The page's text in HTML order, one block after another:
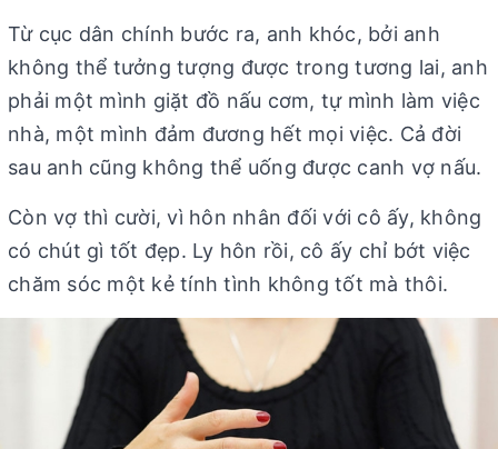
Từ cục dân chính bước ra, anh khóc, bởi anh
không thể tưởng tượng được trong tương lai, anh
phải một mình giặt đồ nấu cơm, tự mình làm việc
nhà, một mình đảm đương hết mọi việc. Cả đời
sau anh cũng không thể uống được canh vợ nấu.
Còn vợ thì cười, vì hôn nhân đối với cô ấy, không
có chút gì tốt đẹp. Ly hôn rồi, cô ấy chỉ bớt việc
chăm sóc một kẻ tính tình không tốt mà thôi.